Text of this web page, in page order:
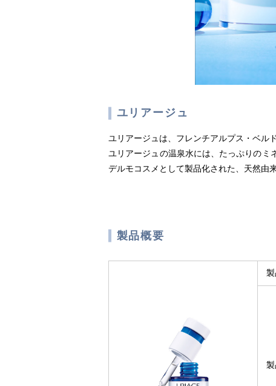
ユリアージュ
ユリアージュは、フレンチアルプス・ベル
ユリアージュの温泉水には、たっぷりのミ
デルモコスメとして製品化された、天然由
製品概要
製